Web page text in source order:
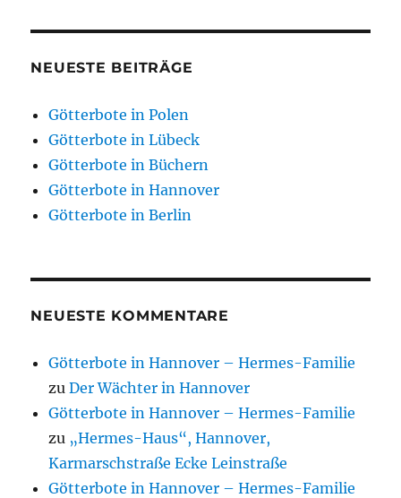
NEUESTE BEITRÄGE
Götterbote in Polen
Götterbote in Lübeck
Götterbote in Büchern
Götterbote in Hannover
Götterbote in Berlin
NEUESTE KOMMENTARE
Götterbote in Hannover – Hermes-Familie
zuDer Wächter in Hannover
Götterbote in Hannover – Hermes-Familie
zu „Hermes-Haus“, Hannover,
Karmarschstraße Ecke Leinstraße
Götterbote in Hannover – Hermes-Familie